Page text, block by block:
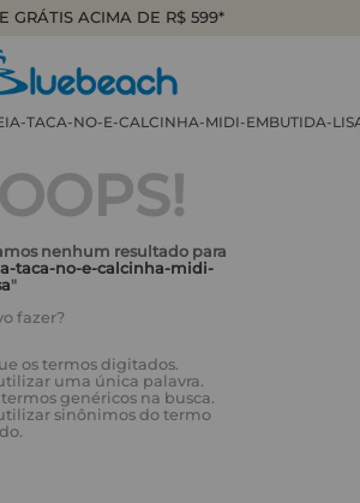
GRÁTIS ACIMA DE R$ 599*
TACA-NO-E-CALCINHA-MIDI-EMBUTIDA-
OOPS!
nenhum resultado para
taca-no-e-calcinha-midi-
"
fazer?
os termos digitados.
uma única palavra.
genéricos na busca.
sinônimos do termo